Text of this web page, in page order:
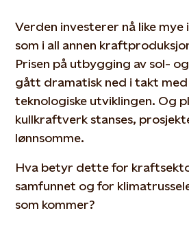
Verden investerer nå like
som i all annen
Prisen på utbygging av sol-
gått dramatisk ned i takt
teknologiske utviklingen. Og
kullkraftverk stanses,
lønnsomme.
Hva betyr dette for
samfunnet og for
som kommer?